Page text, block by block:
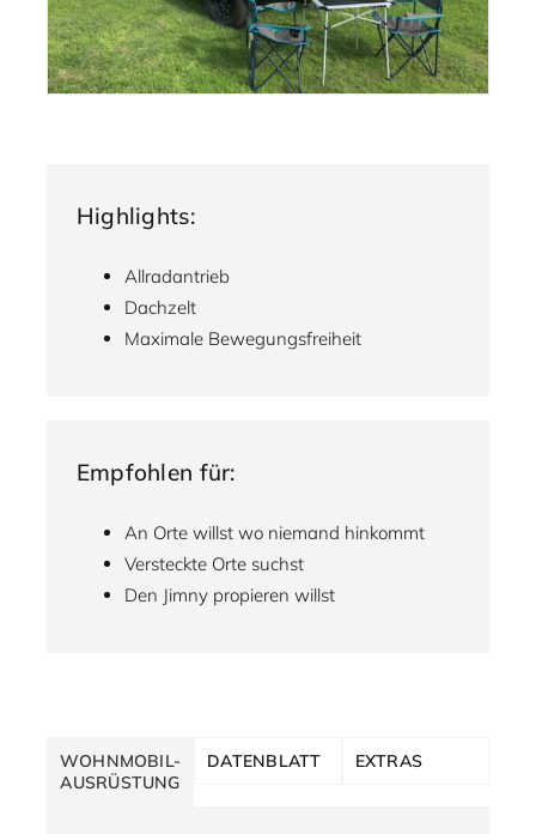
Highlights:
Allradantrieb
Dachzelt
Maximale Bewegungsfreiheit
Empfohlen für:
An Orte willst wo niemand hinkommt
Versteckte Orte suchst
Den Jimny propieren willst
WOHNMOBIL-
AUSRÜSTUNG
DATENBLATT EXTRAS